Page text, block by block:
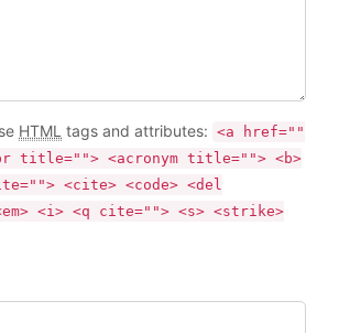
HTML tags and attributes: <a href=""
title=""> <acronym title=""> <b>
<cite> <code> <del
<i> <q cite=""> <s> <strike>